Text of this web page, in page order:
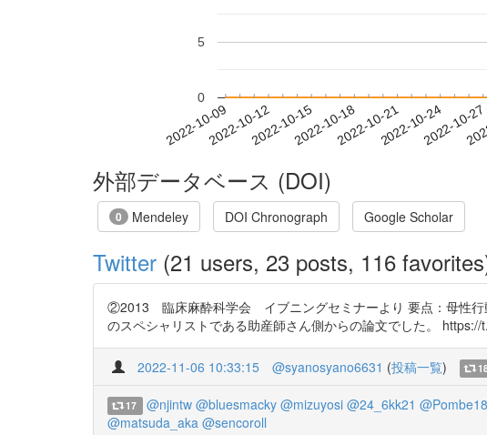
2022-10-092022-10-122022-10-152022-10-182022-10-212022-10-242022-10-27
0
5
外部データベース (DOI)
0 Mendeley DOI Chronograph Google Scholar
Twitter (21 users, 23 posts, 116
②2013 臨床麻酔科学会 イブニングセミナーより 要点：母性行
のスペシャリストである助産師さん側からの論文でした。
2022-11-06 10:33:15 @syanosyano6631 (投稿一覧)
17 @njintw @bluesmacky @mizuyosi @24_6kk21 @Pombe18
@matsuda_aka @sencoroll